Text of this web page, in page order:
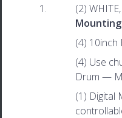
(2)
Mounting
(4)
(4) Use
Drum —
(1) Digital